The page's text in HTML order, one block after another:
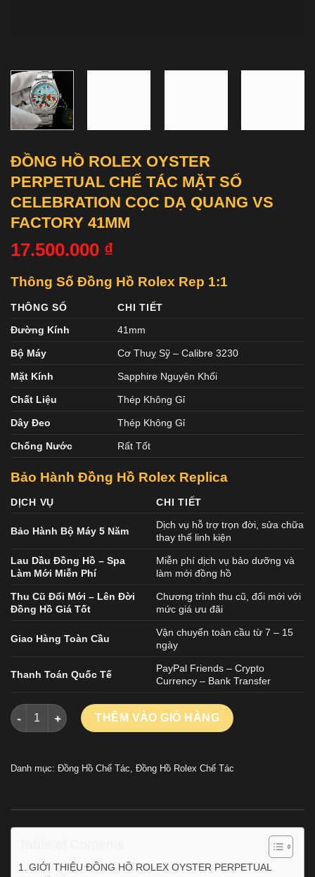
ĐỒNG HỒ ROLEX OYSTER
PERPETUAL CHẾ TÁC MẶT SỐ
CELEBRATION CỌC DẠ QUANG VS
FACTORY 41MM
17.500.000 ₫
Thông Số Đồng Hồ Rolex Rep 1:1
THÔNG SỐ
CHI TIẾT
Đường Kính
41mm
Bộ Máy Cơ Thuỵ Sỹ – Calibre 3230
Mặt Kính Sapphire Nguyên Khối
Chất Liệu Thép Không Gỉ
Dây Đeo Thép Không Gỉ
Chống Nước Rất Tốt
Bảo Hành Đồng Hồ Rolex Replica
DỊCH VỤ CHI TIẾT
Bảo Hành Bộ Máy 5 Năm
Dịch vụ hỗ trợ trọn đời, sửa chữa
thay thế linh kiện
Lau Dầu Đồng Hồ – Spa
Làm Mới Miễn Phí
Miễn phí dịch vụ bảo dưỡng và
làm mới đồng hồ
Thu Cũ Đổi Mới – Lên Đời
Đồng Hồ Giá Tốt
Chương trình thu cũ, đổi mới với
mức giá ưu đãi
Giao Hàng Toàn Cầu
Vận chuyển toàn cầu từ 7 – 15
ngày
Thanh Toán Quốc Tế
PayPal Friends – Crypto
Currency – Bank Transfer
ĐỒNG HỒ ROLEX OYSTER PERPETUAL CHẾ TÁC MẶT SỐ
THÊM VÀO GIỎ HÀNG
Danh mục: Đồng Hồ Chế Tác, Đồng Hồ Rolex Chế Tác
GIỚI THIỆU ĐỒNG HỒ ROLEX OYSTER PERPETUAL